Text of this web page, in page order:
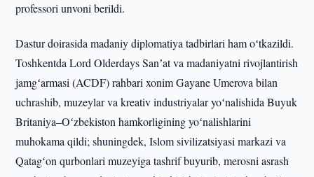
professori unvoni berildi.
Dastur doirasida madaniy diplomatiya tadbirlari ham oʻtkazildi.
Toshkentda Lord Olderdays Sanʼat va madaniyatni rivojlantirish
jamgʻarmasi (ACDF) rahbari xonim Gayane Umerova bilan
uchrashib, muzeylar va kreativ industriyalar yoʻnalishida Buyuk
Britaniya–Oʻzbekiston hamkorligining yoʻnalishlarini
muhokama qildi; shuningdek, Islom sivilizatsiyasi markazi va
Qatagʻon qurbonlari muzeyiga tashrif buyurib, merosni asrash